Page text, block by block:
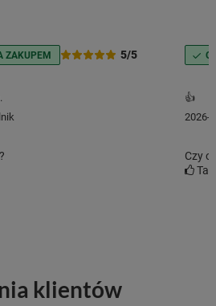
5/5
ZAKUPEM
👍
2026-
Czy
Tak
klientów